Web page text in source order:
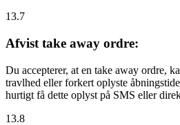
13.7
Afvist take away ordre:
Du accepterer, at en take away ordre,
travlhed eller forkert oplyste
hurtigt få dette oplyst på SMS eller
13.8